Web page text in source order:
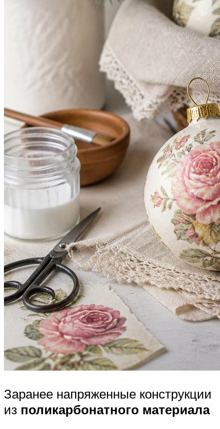
Заранее напряженные конструкции
из поликарбонатного материала